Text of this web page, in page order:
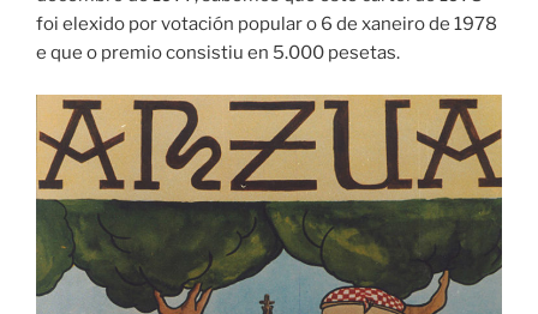
foi elexido por votación popular o 6 de xaneiro de 1978
e que o premio consistiu en 5.000 pesetas.